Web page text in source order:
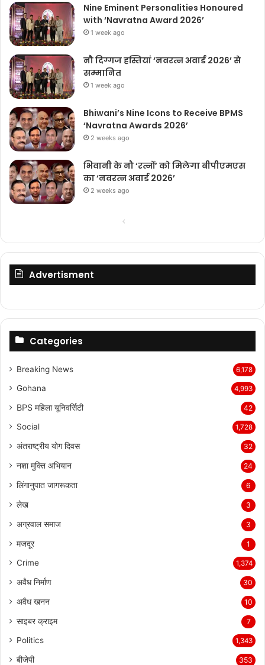
Nine Eminent Personalities Honoured
with ‘Navratna Award 2026’
1 week ago
नौ दिग्गज हस्तियां ‘नवरत्न अवार्ड 2026’ से
सम्मानित
1 week ago
Bhiwani’s Nine Icons to Receive BPMS
‘Navratna Awards 2026’
2 weeks ago
भिवानी के नौ ‘रत्नों’ को मिलेगा बीपीएमएस
का ‘नवरत्न अवार्ड 2026’
2 weeks ago
Previous
Advertisment
Categories
Breaking News 6,178
Gohana 4,993
BPS महिला यूनिवर्सिटी 42
Social 1,728
अंतराष्ट्रीय योग दिवस 32
नशा मुक्ति अभियान 24
लिंगानुपात जागरूकता 6
लेख 3
अग्रवाल समाज 3
मजदूर 1
Crime 1,374
अवैध निर्माण 30
अवैध खनन 10
साइबर क्राइम 7
Politics 1,343
बीजेपी 353